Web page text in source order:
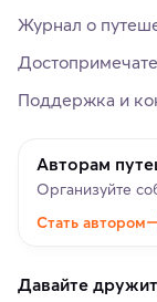
Журнал о
Поддержка и
Авторам
Организуйте
Стать автором
Давайте